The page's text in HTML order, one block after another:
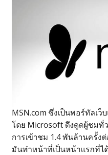
MSN.com ซึ่งเป็นพอร์ทัลเ
โดย Microsoft ดึงดูดผู้ชมทั่
การเข้าชม 1.4 พันล้านครั้ง
มันทำหน้าที่เป็นหน้าแรกที่ไ